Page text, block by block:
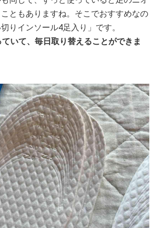
ともありますね。そこでおすすめなの
りインソール4足入り」です。
いて、毎日取り替えることができま